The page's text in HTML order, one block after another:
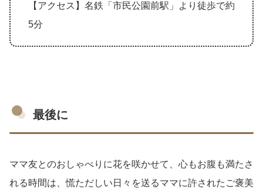
【アクセス】名鉄「市民公園前駅」より徒歩で約
5分
最後に
ママ友とのおしゃべりに花を咲かせて、心もお腹も満たさ
れる時間は、慌ただしい日々を送るママに許されたご褒美